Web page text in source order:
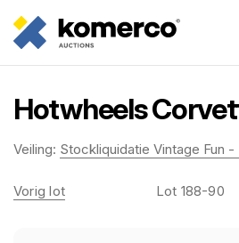
Hotwheels
Veiling: Stockliquidatie Vintage Fun -
Vorig lot Lot 188-90